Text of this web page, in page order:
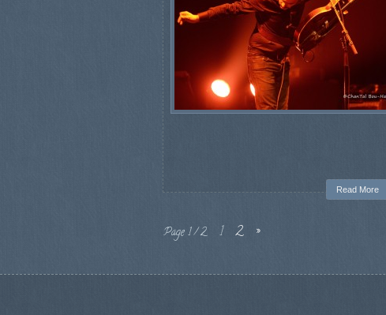
Read More
Page 1 / 2 1 2 »